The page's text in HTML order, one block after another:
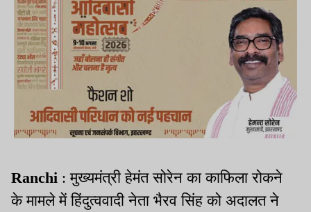
Ranchi : मुख्यमंत्री हेमंत सोरेन का काफिला रोकने
के मामले में हिंदुत्ववादी नेता भैरव सिंह को अदालत ने